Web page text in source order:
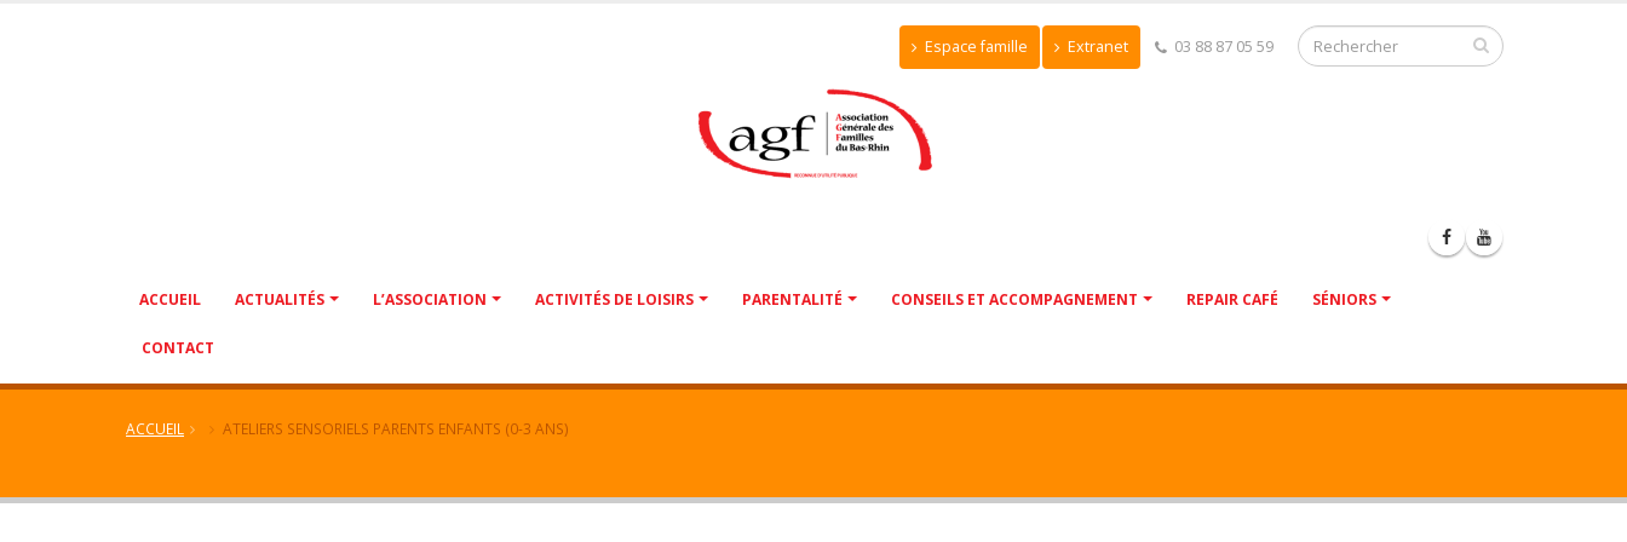
Espace famille Extranet 03 88 87 05 59
ACCUEIL ACTUALITÉS L’ASSOCIATION ACTIVITÉS DE LOISIRS PARENTALITÉ CONSEILS ET ACCOMPAGNEMENT REPAIR CAFÉ SÉNIORS
CONTACT
ACCUEIL ATELIERS SENSORIELS PARENTS ENFANTS (0-3 ANS)